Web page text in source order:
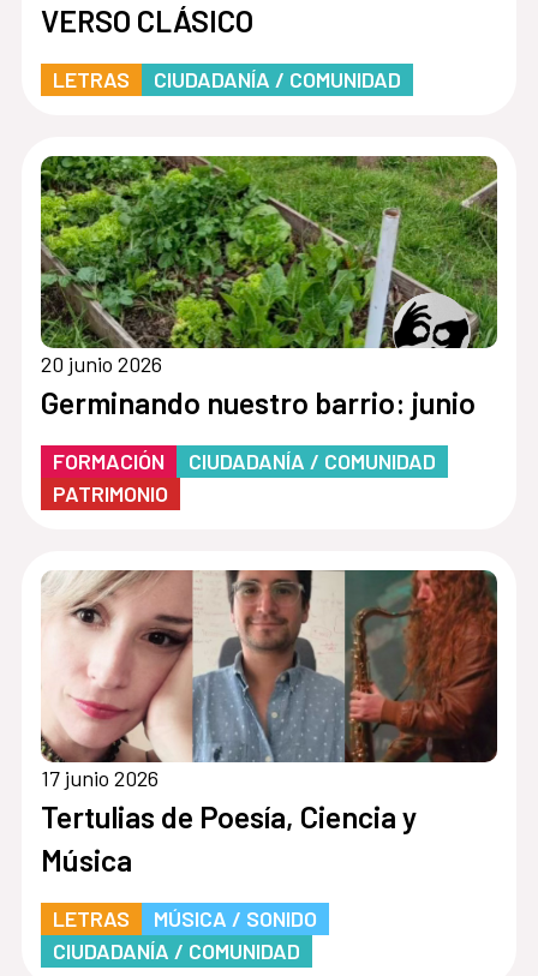
VERSO CLÁSICO
LETRAS CIUDADANÍA / COMUNIDAD
20 junio 2026
Germinando nuestro barrio: junio
FORMACIÓN
CIUDADANÍA / COMUNIDAD
PATRIMONIO
17 junio 2026
Tertulias de Poesía, Ciencia y
Música
LETRAS
MÚSICA / SONIDO
CIUDADANÍA / COMUNIDAD